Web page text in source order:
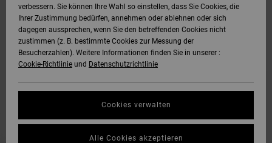
verbessern. Sie können Ihre Wahl so einstellen, dass Sie Cookies, die
Ihrer Zustimmung bedürfen, annehmen oder ablehnen oder sich
dagegen aussprechen, wenn Sie den betreffenden Cookies nicht
zustimmen (z. B. bestimmte Cookies zur Messung der
Besucherzahlen). Weitere Informationen finden Sie in unserer :
Cookie-Richtlinie und Datenschutzrichtlinie
Cookies verwalten
Alle Cookies akzeptieren